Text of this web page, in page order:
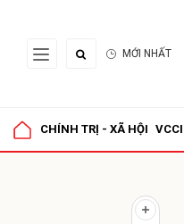
MỚI NHẤT
CHÍNH TRỊ - XÃ HỘI VCCI